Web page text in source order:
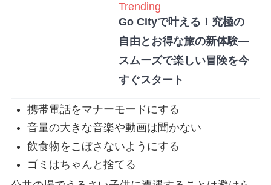
Trending
Go Cityで叶える！究極の
自由とお得な旅の新体験—
スムーズで楽しい冒険を今
すぐスタート
携帯電話をマナーモードにする
音量の大きな音楽や動画は聞かない
飲食物をこぼさないようにする
ゴミはちゃんと捨てる